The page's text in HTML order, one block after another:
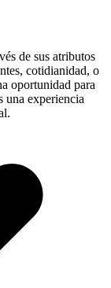
de sus atributos
cotidianidad, o
oportunidad para
una experiencia